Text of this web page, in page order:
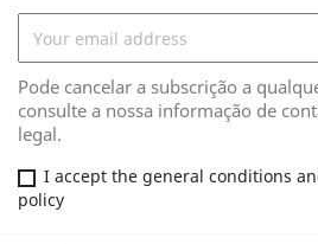
Pode cancelar a subscrição a
consulte a nossa informação de
legal.
I accept the general conditions
policy